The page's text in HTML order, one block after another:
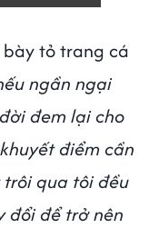
tỏ trang cá
ngần ngại
đem lại cho
điểm cần
qua tôi đều
đổi để trở nên